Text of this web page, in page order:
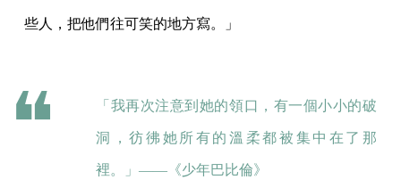
些人，把他們往可笑的地方寫。」
「我再次注意到她的領口，有一個小小的破
洞，彷彿她所有的溫柔都被集中在了那
裡。」——《少年巴比倫》